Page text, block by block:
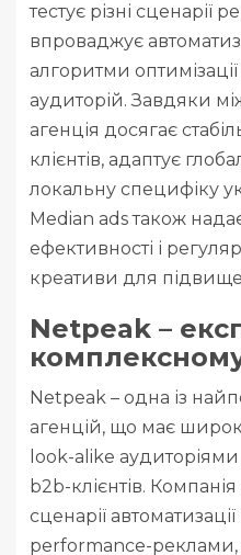
тестує різні сценарії
впроваджує
алгоритми
аудиторій. Завдяки
агенція досягає
клієнтів, адаптує
локальну специфіку
Median ads також
ефективності і
креативи для
Netpeak –
Netpeak – одна із
агенцій, що має
look-alike
b2b-клієнтів.
сценарії
performance-реклами,